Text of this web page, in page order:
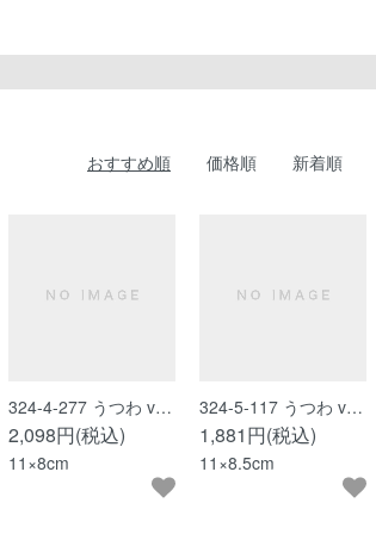
おすすめ順 価格順 新着順
324-4-277 うつわ v…
2,098円(税込)
11×8cm
324-5-117 うつわ v…
1,881円(税込)
11×8.5cm